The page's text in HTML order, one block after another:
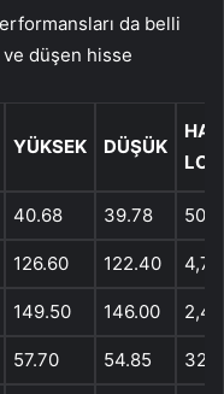
da belli
düşen hisse
YÜKSEK DÜŞÜK
LOT
40.68 39.78
126.60 122.40
149.50 146.00
57.70 54.85